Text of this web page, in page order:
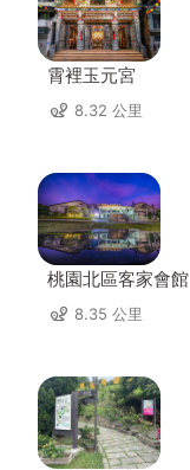
霄裡玉元宮
8.32 公里
桃園北區客家會館
8.35 公里